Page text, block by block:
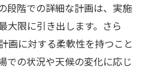
段階での詳細な計画は、実施
大限に引き出します。さら
画に対する柔軟性を持つこと
での状況や天候の変化に応じ